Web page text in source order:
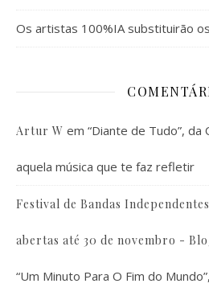
Os artistas 100%IA substituirão
Artur W em “Diante de Tudo”,
aquela música que te faz refletir
Festival de Bandas
abertas até 30 de novembro -
“Um Minuto Para O Fim do